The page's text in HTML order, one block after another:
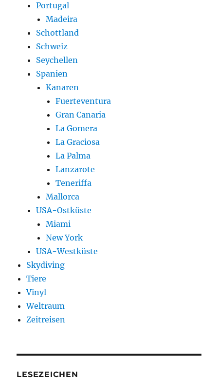
Portugal
Madeira
Schottland
Schweiz
Seychellen
Spanien
Kanaren
Fuerteventura
Gran Canaria
La Gomera
La Graciosa
La Palma
Lanzarote
Teneriffa
Mallorca
USA-Ostküste
Miami
New York
USA-Westküste
Skydiving
Tiere
Vinyl
Weltraum
Zeitreisen
LESEZEICHEN